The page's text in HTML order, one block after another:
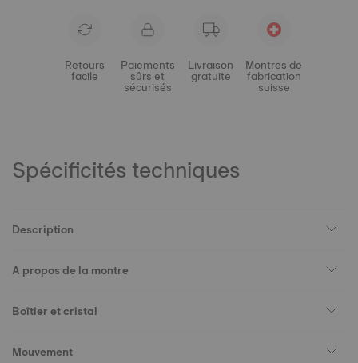
Retours
facile
Paiements
sûrs et
sécurisés
Livraison
gratuite
Montres de
fabrication
suisse
Spécificités techniques
Description
A propos de la montre
Boîtier et cristal
Mouvement